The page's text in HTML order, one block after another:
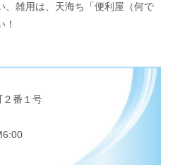
、雑用は、天海ち「便利屋（何で
！
２番１号